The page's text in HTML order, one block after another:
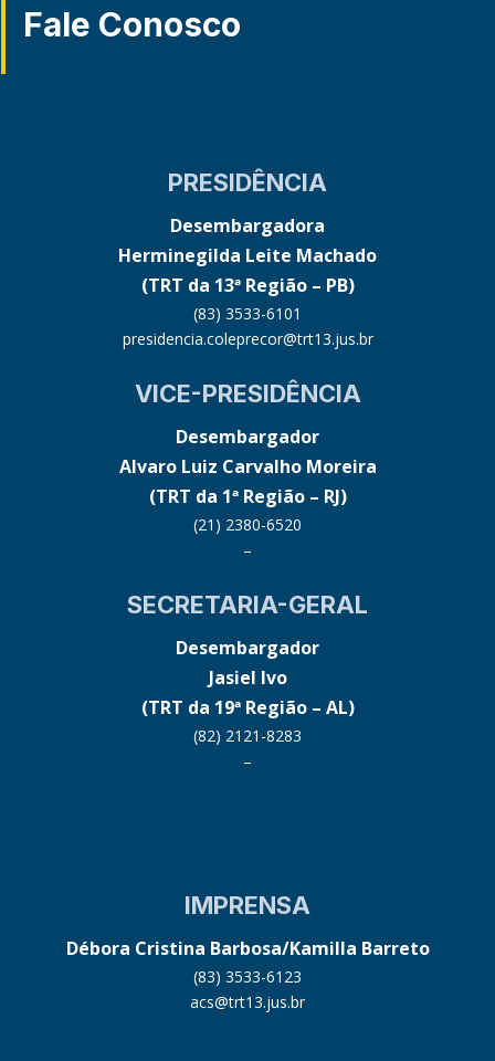
Fale Conosco
PRESIDÊNCIA
Desembargadora
Herminegilda Leite Machado
(TRT da 13ª Região – PB)
(83) 3533-6101
presidencia.coleprecor@trt13.jus.br
VICE-PRESIDÊNCIA
Desembargador
Alvaro Luiz Carvalho Moreira
(TRT da 1ª Região – RJ)
(21) 2380-6520
–
SECRETARIA-GERAL
Desembargador
Jasiel Ivo
(TRT da 19ª Região – AL)
(82) 2121-8283
–
IMPRENSA
Débora Cristina Barbosa/Kamilla Barreto
(83) 3533-6123
acs@trt13.jus.br